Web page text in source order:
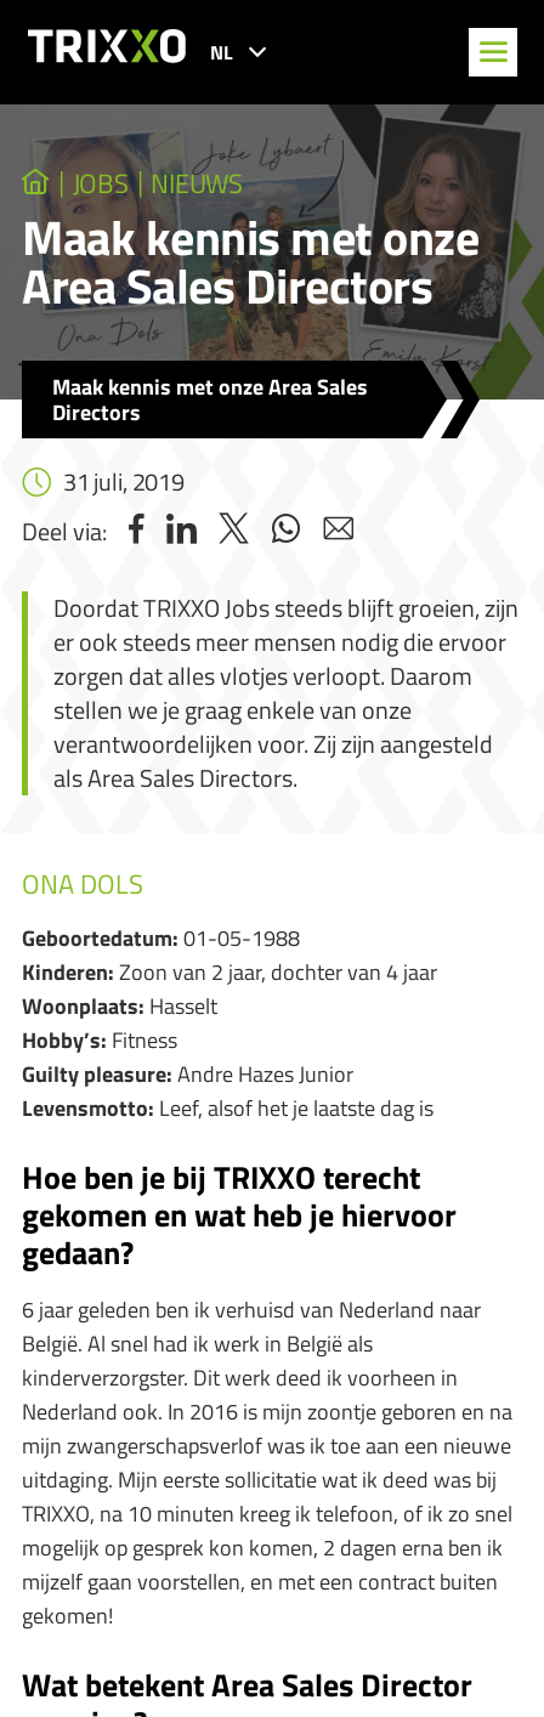
NL
JOBS NIEUWS
Maak kennis met onze
Area Sales Directors
Maak kennis met onze Area Sales
Directors
31 juli, 2019
Deel via:
Doordat TRIXXO Jobs steeds blijft groeien, zijn
er ook steeds meer mensen nodig die ervoor
zorgen dat alles vlotjes verloopt. Daarom
stellen we je graag enkele van onze
verantwoordelijken voor. Zij zijn aangesteld
als Area Sales Directors.
ONA DOLS
Geboortedatum:01-05-1988
Kinderen:Zoon van 2 jaar, dochter van 4 jaar
Woonplaats: Hasselt
Hobby’s: Fitness
Guilty pleasure:Andre Hazes Junior
Levensmotto: Leef, alsof het je laatste dag is
Hoe ben je bij TRIXXO terecht
gekomen en wat heb je hiervoor
gedaan?
6 jaar geleden ben ik verhuisd van Nederland naar
België. Al snel had ik werk in België als
kinderverzorgster. Dit werk deed ik voorheen in
Nederland ook. In 2016 is mijn zoontje geboren en na
mijn zwangerschapsverlof was ik toe aan een nieuwe
uitdaging. Mijn eerste sollicitatie wat ik deed was bij
TRIXXO, na 10 minuten kreeg ik telefoon, of ik zo snel
mogelijk op gesprek kon komen, 2 dagen erna ben ik
mijzelf gaan voorstellen, en met een contract buiten
gekomen!
Wat betekent Area Sales Director